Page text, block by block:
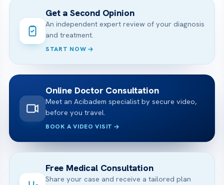
Get a Second Opinion
An independent expert review of your diagnosis
and treatment.
START NOW
Online Doctor Consultation
Meet an Acibadem specialist by secure video,
before you travel.
BOOK A VIDEO VISIT
Free Medical Consultation
Share your case and receive a tailored plan